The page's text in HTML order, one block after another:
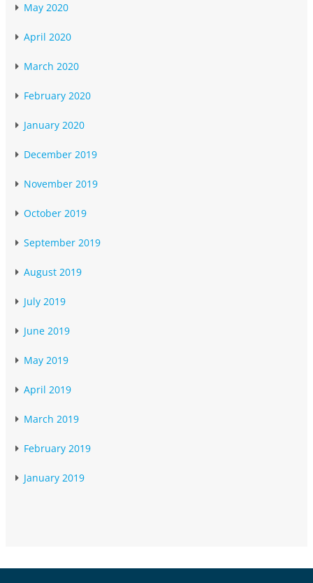
May 2020
April 2020
March 2020
February 2020
January 2020
December 2019
November 2019
October 2019
September 2019
August 2019
July 2019
June 2019
May 2019
April 2019
March 2019
February 2019
January 2019